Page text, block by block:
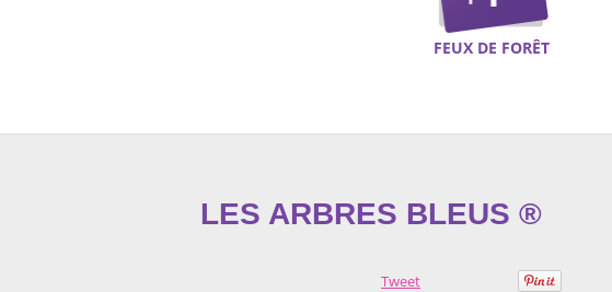
FEUX DE FORÊT
LES ARBRES BLEUS ®
Tweet